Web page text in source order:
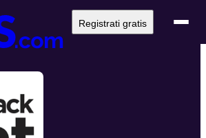
Registrati gratis